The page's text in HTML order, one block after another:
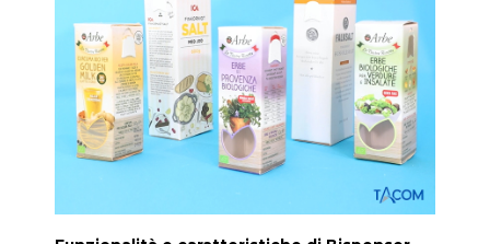
BECCUCCI
Pac spout
Cloc spout
Pour & dose